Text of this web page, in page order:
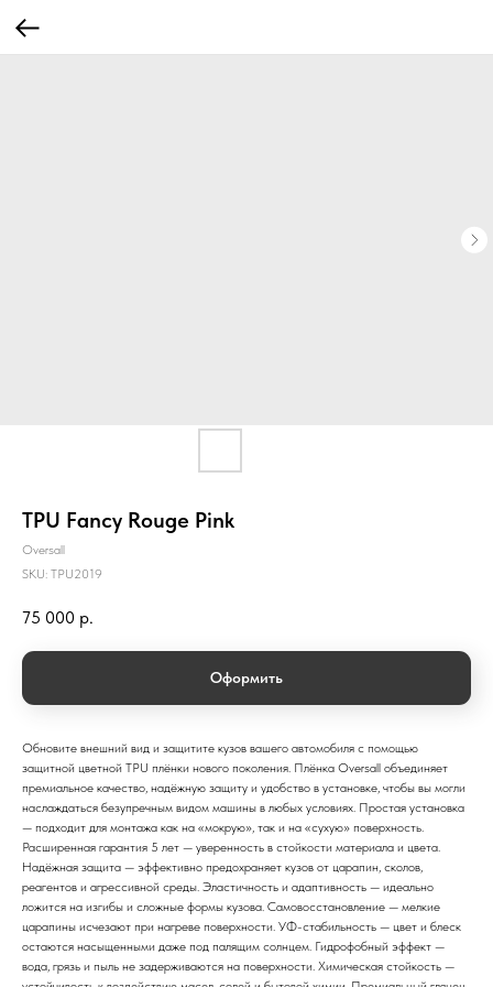
TPU Fancy Rouge Pink
Oversall
SKU: TPU2019
75 000 р.
Оформить
Обновите внешний вид и защитите кузов вашего автомобиля с помощью
защитной цветной TPU плёнки нового поколения. Плёнка Oversall объединяет
премиальное качество, надёжную защиту и удобство в установке, чтобы вы могли
наслаждаться безупречным видом машины в любых условиях. Простая установка
— подходит для монтажа как на «мокрую», так и на «сухую» поверхность.
Расширенная гарантия 5 лет — уверенность в стойкости материала и цвета.
Надёжная защита — эффективно предохраняет кузов от царапин, сколов,
реагентов и агрессивной среды. Эластичность и адаптивность — идеально
ложится на изгибы и сложные формы кузова. Самовосстановление — мелкие
царапины исчезают при нагреве поверхности. УФ-стабильность — цвет и блеск
остаются насыщенными даже под палящим солнцем. Гидрофобный эффект —
вода, грязь и пыль не задерживаются на поверхности. Химическая стойкость —